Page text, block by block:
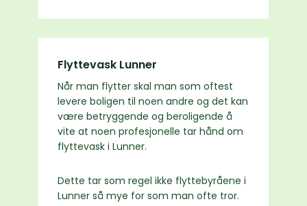
Flyttevask Lunner
Når man flytter skal man som oftest
levere boligen til noen andre og det kan
være betryggende og beroligende å
vite at noen profesjonelle tar hånd om
flyttevask i Lunner.
Dette tar som regel ikke flyttebyråene i
Lunner så mye for som man ofte tror.